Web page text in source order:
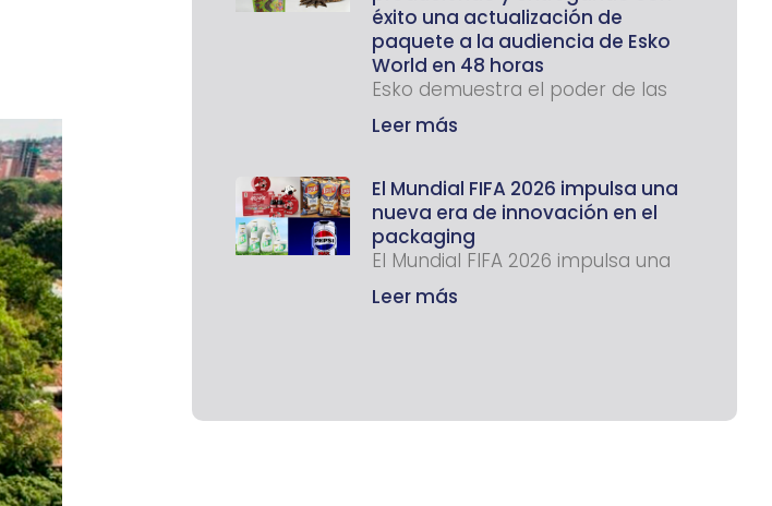
éxito una actualización de
paquete a la audiencia de Esko
World en 48 horas
Esko demuestra el poder de las
Leer más
El Mundial FIFA 2026 impulsa una
nueva era de innovación en el
packaging
El Mundial FIFA 2026 impulsa una
Leer más